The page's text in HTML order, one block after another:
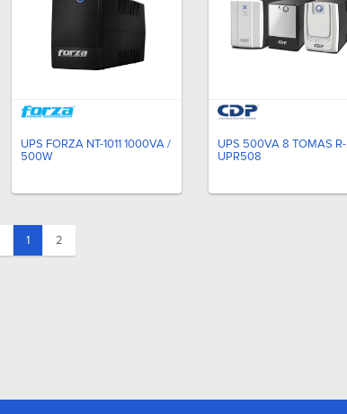
UPS FORZA NT-1011 1000VA /
500W
UPS 500VA 8 TOMAS R-
UPR508
1(current)
2